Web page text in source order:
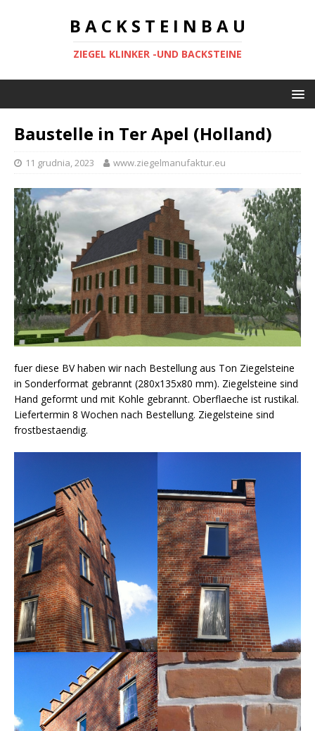
B A C K S T E I N B A U
ZIEGEL KLINKER -UND BACKSTEINE
Baustelle in Ter Apel (Holland)
11 grudnia, 2023 www.ziegelmanufaktur.eu
fuer diese BV haben wir nach Bestellung aus Ton Ziegelsteine
in Sonderformat gebrannt (280x135x80 mm). Ziegelsteine sind
Hand geformt und mit Kohle gebrannt. Oberflaeche ist rustikal.
Liefertermin 8 Wochen nach Bestellung. Ziegelsteine sind
frostbestaendig.